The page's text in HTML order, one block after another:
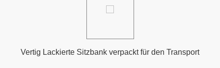
Vertig Lackierte Sitzbank verpackt für den Transport